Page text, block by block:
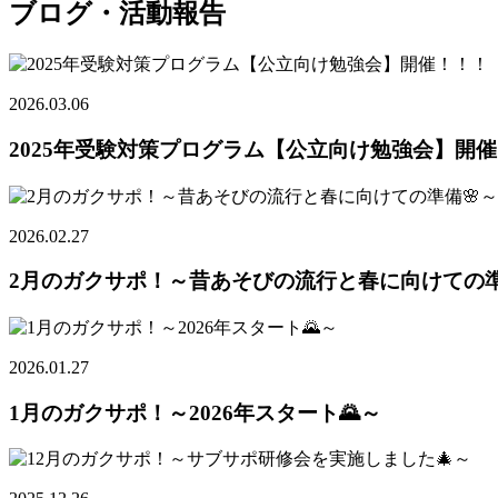
ブログ・活動報告
2026.03.06
2025年受験対策プログラム【公立向け勉強会】開催
2026.02.27
2月のガクサポ！～昔あそびの流行と春に向けての
2026.01.27
1月のガクサポ！～2026年スタート🌄～